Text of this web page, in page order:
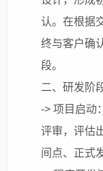
认。在根据
终与客户确
段。
二、研发阶
-> 项目启动
评审，评估
间点、正式